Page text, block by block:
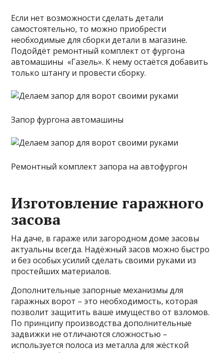
Если нет возможности сделать детали
самостоятельно, то можно приобрести
необходимые для сборки детали в магазине.
Подойдёт ремонтный комплект от фургона
автомашины «Газель». К нему остаётся добавить
только штангу и провести сборку.
Запор фургона автомашины
Ремонтный комплект запора на автофургон
Изготовление гаражного
засова
На даче, в гараже или загородном доме засовы
актуальны всегда. Надёжный засов можно быстро
и без особых усилий сделать своими руками из
простейших материалов.
Дополнительные запорные механизмы для
гаражных ворот – это необходимость, которая
позволит защитить ваше имущество от взломов.
По принципу производства дополнительные
задвижки не отличаются сложностью –
используется полоса из металла для жёсткой